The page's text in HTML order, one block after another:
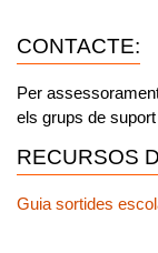
CONTACTE:
Per
els grups de
RECURSOS
Guia sortides